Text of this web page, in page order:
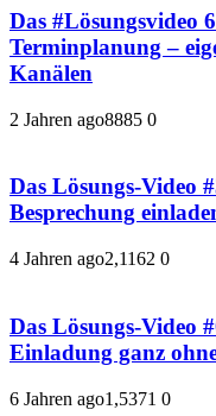
Das #Lösungsvideo
Terminplanung –
Kanälen
2 Jahren ago8885 0
Das Lösungs-Video
Besprechung
4 Jahren ago2,1162 0
Das Lösungs-Video
Einladung ganz
6 Jahren ago1,5371 0